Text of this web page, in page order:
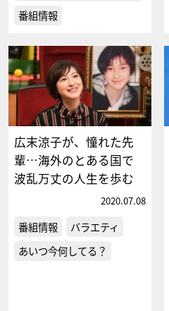
番組情報
広末涼子が、憧れた先
輩…海外のとある国で
波乱万丈の人生を歩む
2020.07.08
番組情報
バラエティ
あいつ今何してる？